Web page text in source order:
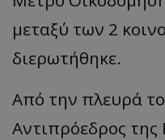
μεταξύ των 2
διερωτήθηκε.
Από την πλευρά
Αντιπρόεδρος